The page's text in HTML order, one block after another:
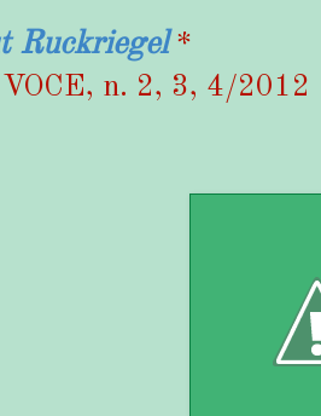
Ruckriegel*
n. 2, 3, 4/2012